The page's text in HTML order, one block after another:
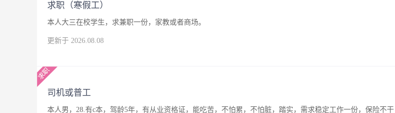
求职（寒假工）
本人大三在校学生，求兼职一份，家教或者商场。
更新于 2026.08.08
司机或普工
本人男，28.有c本，驾龄5年，有从业资格证，能吃苦，不怕累，不怕脏，踏实，需求稳定工作一份，保险不干